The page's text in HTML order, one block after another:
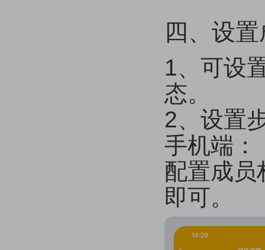
四、设
1、可设
态。
2、设置
手机端：
配置成员
即可。